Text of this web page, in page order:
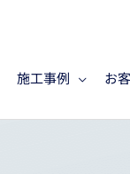
施工事例 お